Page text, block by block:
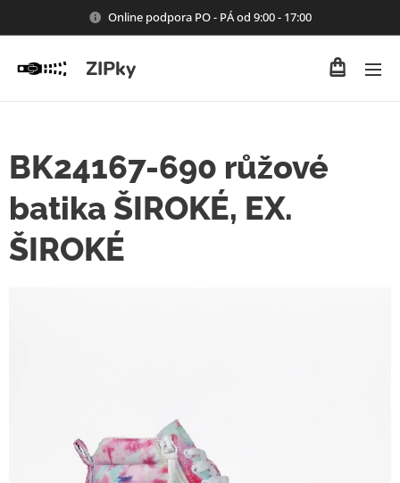
Online podpora PO - PÁ od 9:00 - 17:00
ZIPky
BK24167-690 růžové
batika ŠIROKÉ, EX.
ŠIROKÉ